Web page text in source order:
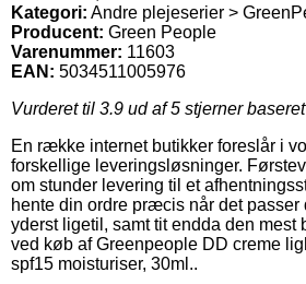
Kategori: Andre plejeserier >
Producent: Green People
Varenummer: 11603
EAN: 5034511005976
Vurderet til 3.9 ud af 5 stjerner
En række internet butikker foreslår i
forskellige leveringsløsninger.
om stunder levering til et
hente din ordre præcis når det passer
yderst ligetil, samt tit endda den mest
ved køb af Greenpeople DD creme
spf15 moisturiser, 30ml..